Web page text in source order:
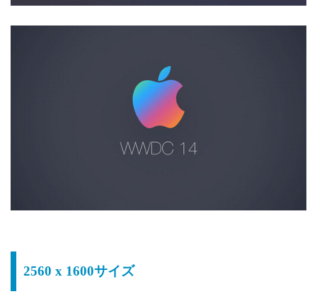
2560 x 1600サイズ